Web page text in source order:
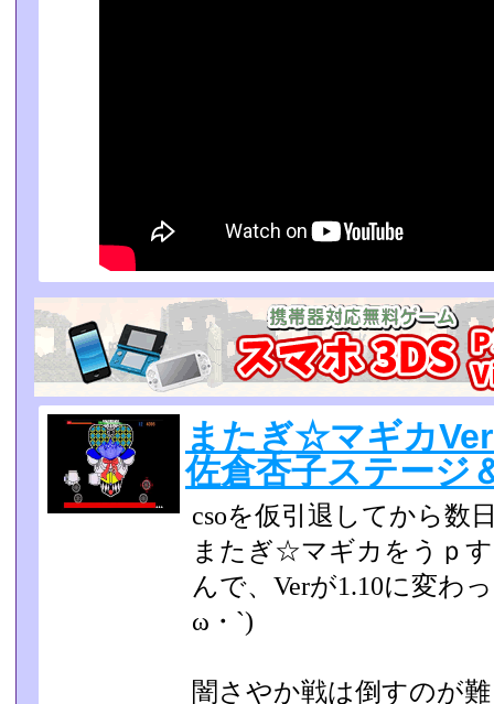
またぎ☆マギカ
佐倉杏子ステージ
csoを仮引退してから数
またぎ☆マギカをうｐ
んで、Verが1.10に変わ
ω・`)
闇さやか戦は倒すのが